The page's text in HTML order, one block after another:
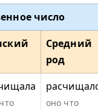
число
Средний
род
оно что